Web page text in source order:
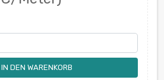
IN DEN WARENKORB